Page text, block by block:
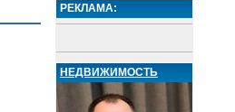
РЕКЛАМА:
НЕДВИЖИМОСТЬ